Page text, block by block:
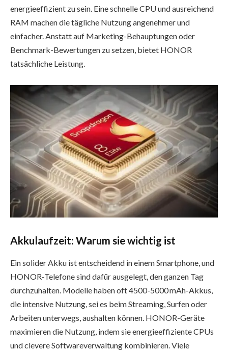
energieeffizient zu sein. Eine schnelle CPU und ausreichend
RAM machen die tägliche Nutzung angenehmer und
einfacher. Anstatt auf Marketing-Behauptungen oder
Benchmark-Bewertungen zu setzen, bietet HONOR
tatsächliche Leistung.
Akkulaufzeit: Warum sie wichtig ist
Ein solider Akku ist entscheidend in einem Smartphone, und
HONOR-Telefone sind dafür ausgelegt, den ganzen Tag
durchzuhalten. Modelle haben oft 4500-5000 mAh-Akkus,
die intensive Nutzung, sei es beim Streaming, Surfen oder
Arbeiten unterwegs, aushalten können. HONOR-Geräte
maximieren die Nutzung, indem sie energieeffiziente CPUs
und clevere Softwareverwaltung kombinieren. Viele